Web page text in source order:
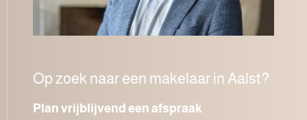
Op zoek naar een makelaar in Aalst?
Plan vrijblijvend een afspraak